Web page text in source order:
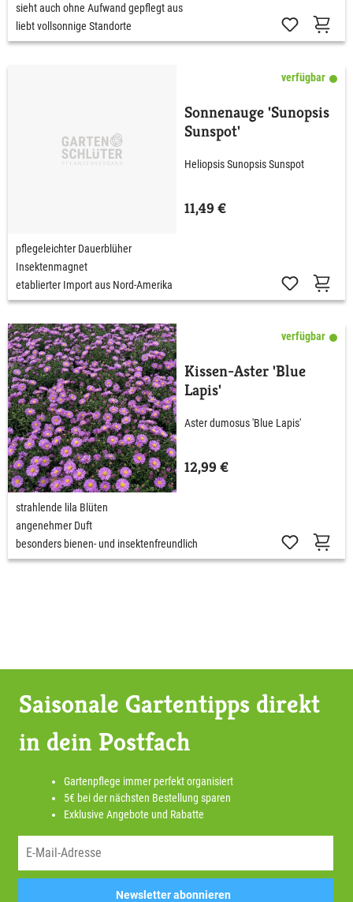
sieht auch ohne Aufwand gepflegt aus
liebt vollsonnige Standorte
verfügbar
Sonnenauge 'Sunopsis
Sunspot'
Heliopsis Sunopsis Sunspot
11,49 €
pflegeleichter Dauerblüher
Insektenmagnet
etablierter Import aus Nord-Amerika
verfügbar
Kissen-Aster 'Blue
Lapis'
Aster dumosus 'Blue Lapis'
12,99 €
strahlende lila Blüten
angenehmer Duft
besonders bienen- und insektenfreundlich
Saisonale Gartentipps direkt
in dein Postfach
Gartenpflege immer perfekt organisiert
5€ bei der nächsten Bestellung sparen
Exklusive Angebote und Rabatte
Newsletter abonnieren